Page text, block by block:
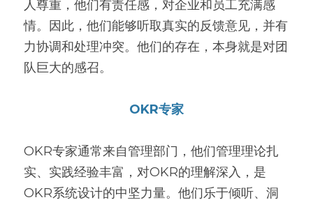
人尊重，他们有责任感，对企业和员工充满感
情。因此，他们能够听取真实的反馈意见，并有
力协调和处理冲突。他们的存在，本身就是对团
队巨大的感召。
OKR专家
OKR专家通常来自管理部门，他们管理理论扎
实、实践经验丰富，对OKR的理解深入，是
OKR系统设计的中坚力量。他们乐于倾听、洞